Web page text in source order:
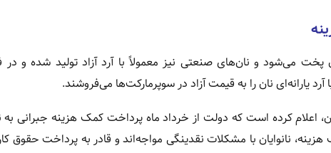
پخت می‌شود و نان‌های صنعتی نیز معمولاً با آرد آزاد تولید شده و
یارانه‌ای نان را به قیمت آزاد در سوپرمارکت‌ها می‌فروشند.
اعلام کرده است که دولت از خرداد ماه پرداخت کمک هزینه جبرانی به
نانوایان با مشکلات نقدینگی مواجه‌اند و قادر به پرداخت حقوق